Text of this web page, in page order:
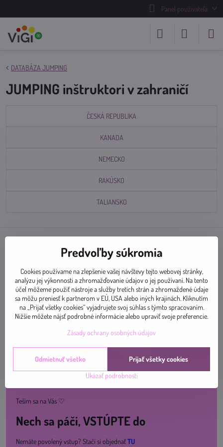
Panel používateľa
DATABÁZA JUMPING
JUMPING inštruktori v zahraničí
ČESKÁ REPUBLIKA
KANADA
NEMECKO
RAKÚSKO
TALIANSKO
Pridajte sa k nám na ceste za zdravím a skvelou kondíciou. Spolu sa nám
Teším sa na Vás ♡
Nech sa páči, VSTÚPTE do
Nemáte povolený vstup? Stačí si objednaťTU
Predvoľby súkromia
Cookies používame na zlepšenie vašej návštevy tejto webovej stránky,
analýzu jej výkonnosti a zhromažďovanie údajov o jej používaní. Na tento
účel môžeme použiť nástroje a služby tretích strán a zhromaždené údaje
sa môžu preniesť k partnerom v EÚ, USA alebo iných krajinách. Kliknutím
na „Prijať všetky cookies“ vyjadrujete svoj súhlas s týmto spracovaním.
Nižšie môžete nájsť podrobné informácie alebo upraviť svoje preferencie.
Zásady ochrany osobných údajov
Ukázať podrobnosti
Prijať všetky cookies
Odmietnuť všetko